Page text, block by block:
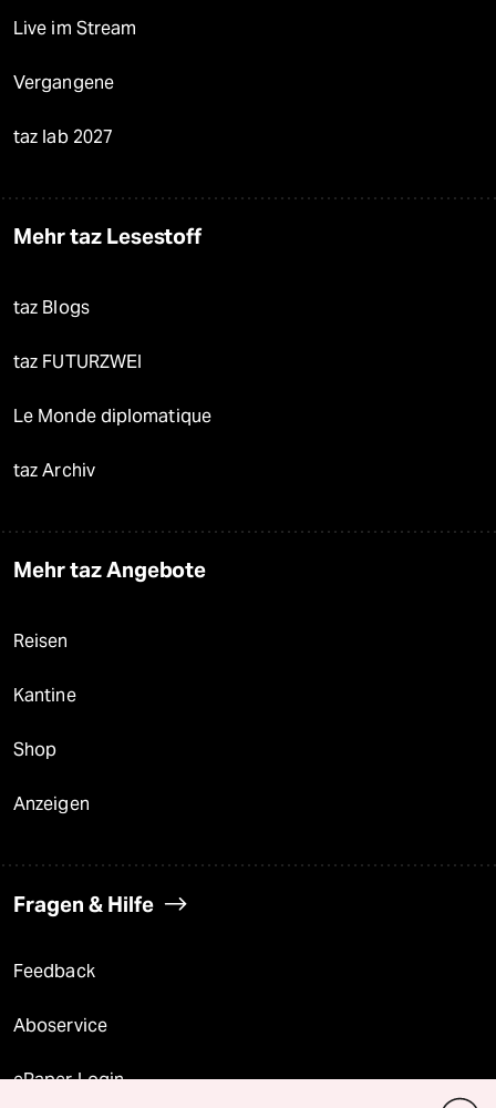
Live im Stream
Vergangene
taz lab 2027
Mehr taz Lesestoff
taz Blogs
taz FUTURZWEI
Le Monde diplomatique
taz Archiv
Mehr taz Angebote
Reisen
Kantine
Shop
Anzeigen
Fragen & Hilfe
Feedback
Aboservice
ePaper Login